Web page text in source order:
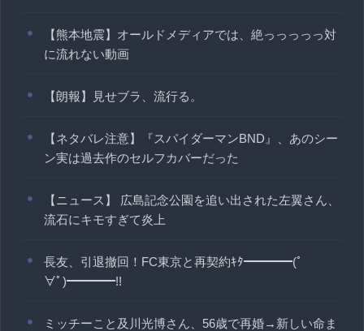
【熊本地震】オールドメディアでは、絶っっっっっ対
に流れない動画
【朗報】見せブラ、流行る。
【ネタバレ注意】『スパイダーマンBND』、あのシー
ン実は過去作のセルフカバーだった
【ニュース】 広島記念公園を追い出された左翼さん、
流石にキモすぎて炎上
長友、引退撤回！FC東京と再契約ｷﾀ━━━━(ﾟ
∀ﾟ)━━━━!!
ミッチーこと及川光博さん、56歳で再婚→新しい命ま